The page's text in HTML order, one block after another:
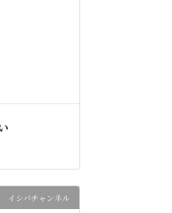
イシバチャンネル